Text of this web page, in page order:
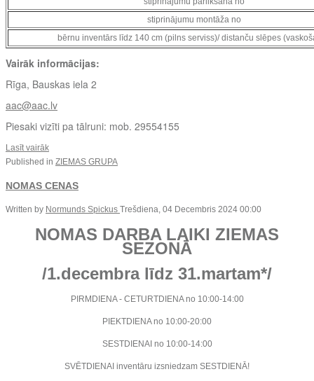
stiprinājumu montāža no
bērnu inventārs līdz 140 cm (pilns serviss)/ distanču slēpes
Vairāk informācijas:
Rīga, Bauskas iela 2
aac@aac.lv
Piesaki vizīti pa tālruni: mob. 29554155
Lasīt vairāk
Published in ZIEMAS GRUPA
NOMAS CENAS
Written by Normunds Spickus Trešdiena, 04 Decembris 2024 00:00
NOMAS DARBA LAIKI ZIEMAS
SEZONĀ
/1.decembra līdz 31.martam*/
PIRMDIENA - CETURTDIENA no 10:00-14:00
PIEKTDIENA no 10:00-20:00
SESTDIENAI no 10:00-14:00
SVĒTDIENAI inventāru izsniedzam SESTDIENĀ!